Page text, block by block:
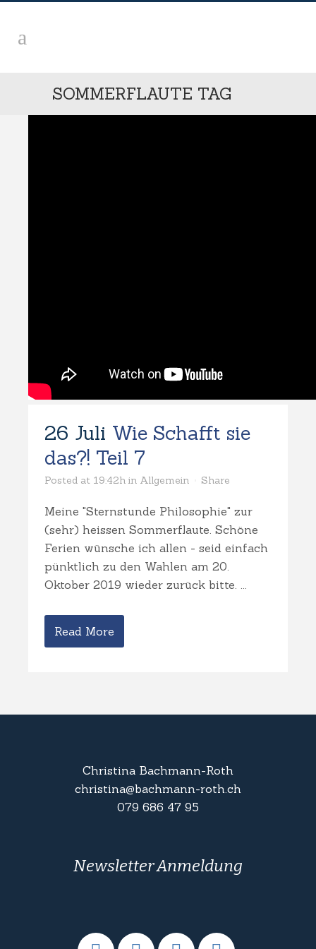
SOMMERFLAUTE TAG
26 Juli Wie Schafft sie
das?! Teil 7
Posted at 19:42h in Allgemein Share
Meine "Sternstunde Philosophie" zur
(sehr) heissen Sommerflaute. Schöne
Ferien wünsche ich allen - seid einfach
pünktlich zu den Wahlen am 20.
Oktober 2019 wieder zurück bitte. ...
Read More
Christina Bachmann-Roth
christina@bachmann-roth.ch
079 686 47 95
Newsletter Anmeldung